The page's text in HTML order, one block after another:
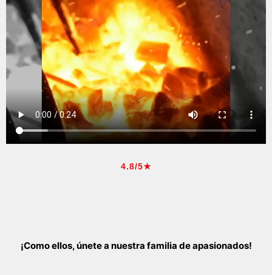
4.8/5★
¡Como ellos, únete a nuestra familia de apasionados!